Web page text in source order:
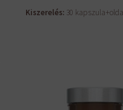
Kiszerelés:30